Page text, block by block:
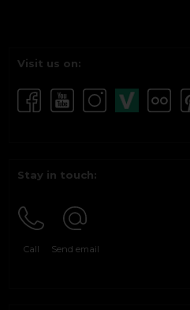
Visit us on:
Stay in touch:
Call Send email